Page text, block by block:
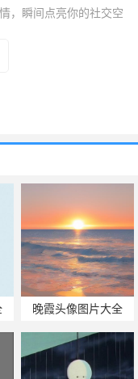
，瞬间点亮你的社交空
的头像成为一道治愈风
晚霞头像图片大全